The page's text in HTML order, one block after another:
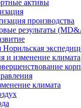
активы
производства
результаты
Норильская
и изменение климата
климата